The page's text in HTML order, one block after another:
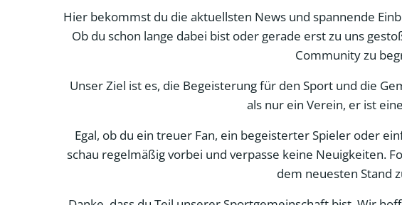
Hier bekommst du die aktuellsten News und spannende
Ob du schon lange dabei bist oder gerade erst zu uns
Community zu
Unser Ziel ist es, die Begeisterung für den Sport und die
als nur ein Verein, er ist
Egal, ob du ein treuer Fan, ein begeisterter Spieler oder
schau regelmäßig vorbei und verpasse keine Neuigkeiten.
dem neuesten Stand